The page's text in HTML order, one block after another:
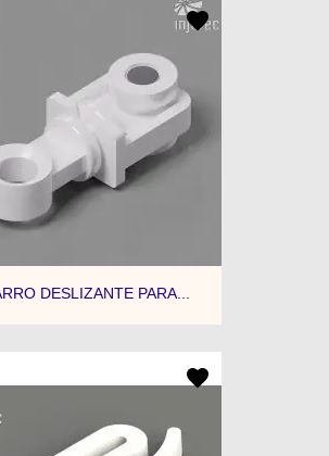
DESLIZANTE PARA...